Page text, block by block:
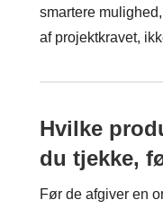
smartere
af projektkravet,
Hvilke
du tjekke,
Før de afgiver en